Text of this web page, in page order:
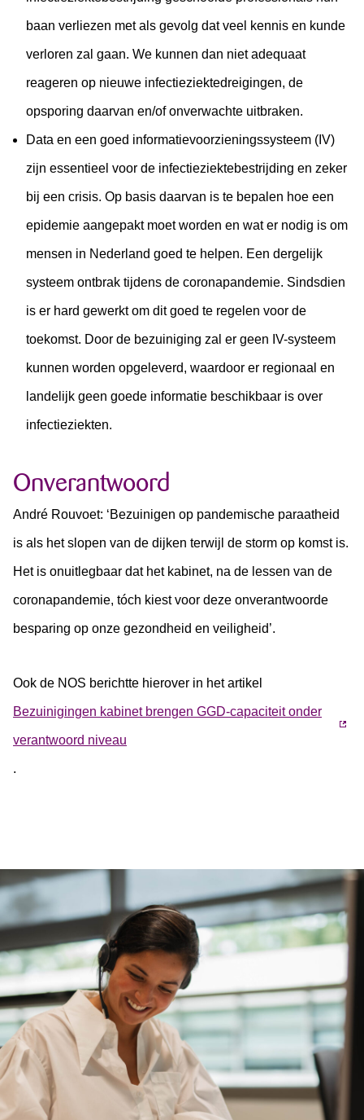
baan verliezen met als gevolg dat veel kennis en kunde
verloren zal gaan. We kunnen dan niet adequaat
reageren op nieuwe infectieziektedreigingen, de
opsporing daarvan en/of onverwachte uitbraken.
Data en een goed informatievoorzieningssysteem (IV)
zijn essentieel voor de infectieziektebestrijding en zeker
bij een crisis. Op basis daarvan is te bepalen hoe een
epidemie aangepakt moet worden en wat er nodig is om
mensen in Nederland goed te helpen. Een dergelijk
systeem ontbrak tijdens de coronapandemie. Sindsdien
is er hard gewerkt om dit goed te regelen voor de
toekomst. Door de bezuiniging zal er geen IV-systeem
kunnen worden opgeleverd, waardoor er regionaal en
landelijk geen goede informatie beschikbaar is over
infectieziekten.
Onverantwoord
André Rouvoet: ‘Bezuinigen op pandemische paraatheid
is als het slopen van de dijken terwijl de storm op komst is.
Het is onuitlegbaar dat het kabinet, na de lessen van de
coronapandemie, tóch kiest voor deze onverantwoorde
besparing op onze gezondheid en veiligheid’.
Ook de NOS berichtte hierover in het artikel
Bezuinigingen kabinet brengen GGD-capaciteit onder
verantwoord niveau
.